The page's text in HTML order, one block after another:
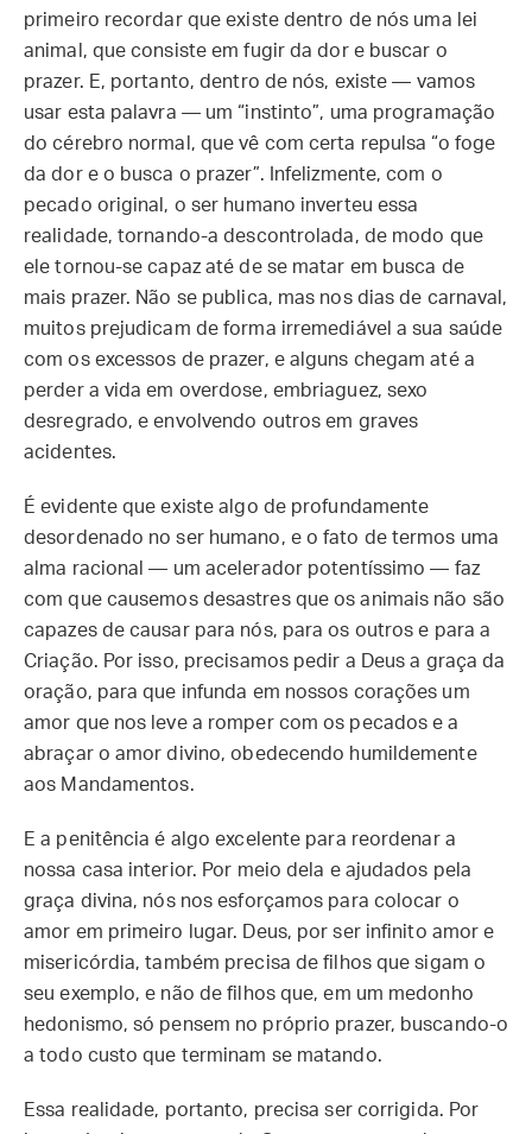
primeiro recordar que existe dentro de nós uma lei
animal, que consiste em fugir da dor e buscar o
prazer. E, portanto, dentro de nós, existe — vamos
usar esta palavra — um “instinto”, uma programação
do cérebro normal, que vê com certa repulsa “o foge
da dor e o busca o prazer”. Infelizmente, com o
pecado original, o ser humano inverteu essa
realidade, tornando-a descontrolada, de modo que
ele tornou-se capaz até de se matar em busca de
mais prazer. Não se publica, mas nos dias de carnaval,
muitos prejudicam de forma irremediável a sua saúde
com os excessos de prazer, e alguns chegam até a
perder a vida em overdose, embriaguez, sexo
desregrado, e envolvendo outros em graves
acidentes.
É evidente que existe algo de profundamente
desordenado no ser humano, e o fato de termos uma
alma racional — um acelerador potentíssimo — faz
com que causemos desastres que os animais não são
capazes de causar para nós, para os outros e para a
Criação. Por isso, precisamos pedir a Deus a graça da
oração, para que infunda em nossos corações um
amor que nos leve a romper com os pecados e a
abraçar o amor divino, obedecendo humildemente
aos Mandamentos.
E a penitência é algo excelente para reordenar a
nossa casa interior. Por meio dela e ajudados pela
graça divina, nós nos esforçamos para colocar o
amor em primeiro lugar. Deus, por ser infinito amor e
misericórdia, também precisa de filhos que sigam o
seu exemplo, e não de filhos que, em um medonho
hedonismo, só pensem no próprio prazer, buscando-o
a todo custo que terminam se matando.
Essa realidade, portanto, precisa ser corrigida. Por